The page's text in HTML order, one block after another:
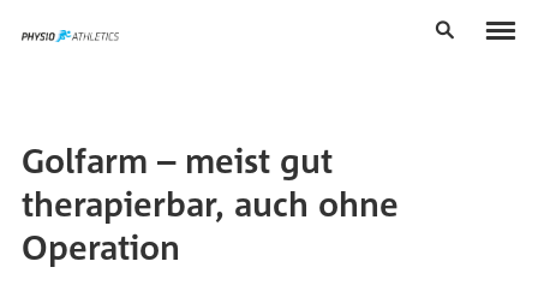
Golfarm – meist gut
therapierbar, auch ohne
Operation